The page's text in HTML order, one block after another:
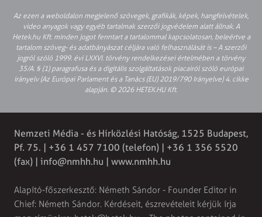
Az ezen a weboldalon megjelenő szövegek, grafikák, képek, hangfelvételek,
video anyagok vagy egyéb tartalmak szerzői jogvédelem alatt állnak. A
Hetek.hu Kft. minden jogot fenntart a tartalommal kapcsolatosan, beleértve a
tartalom szöveg- és adatbányászat céljára való felhasználását is – A szerzői
jogról szóló 1999. évi LXXVI. törvény rendelkezései értelmében a törvény
35/A. § (1) paragrafusa és a digitális szolgáltatások piacairól szóló európai
irányelv (Az Európai Parlament és a Tanács (EU) 2019/790 Irányelve) 4. cikke
alapján. © 2026 HETEK.HU Kft.
Nemzeti Média - és Hírközlési Hatóság, 1525 Budapest,
Pf. 75. | +36 1 457 7100 (telefon) | +36 1 356 5520
(fax) | info@nmhh.hu | www.nmhh.hu
Alapító-főszerkesztő: Németh Sándor - Founder Editor in
Chief: Németh Sándor. Kérdéseit, észrevételeit kérjük írja